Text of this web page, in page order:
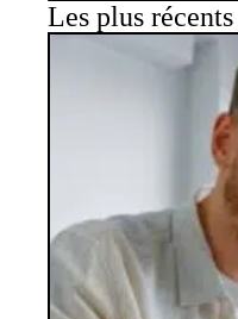
Les plus récents